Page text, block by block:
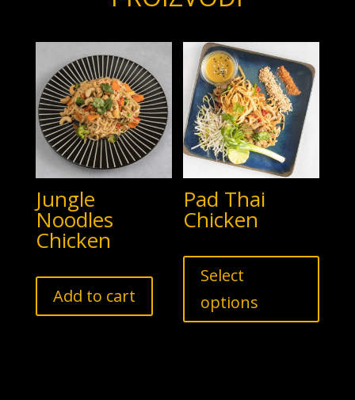
Jungle
Noodles
Chicken
Add to cart
Pad Thai
Chicken
Select
options